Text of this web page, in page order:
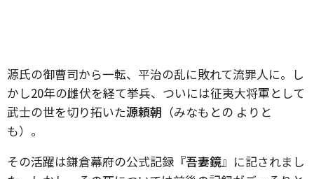
源氏の御曹司から一転、平治の乱に敗れて流罪人に。し
かし20年の雌伏を経て挙兵、ついには征夷大将軍として
武士の世を切り拓いた源頼朝 （みなもとの よりと
も）。
その活躍は鎌倉幕府の公式記録『吾妻鏡』に記されまし